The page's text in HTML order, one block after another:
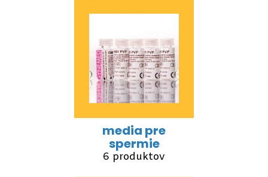
media pre
spermie
6 produktov